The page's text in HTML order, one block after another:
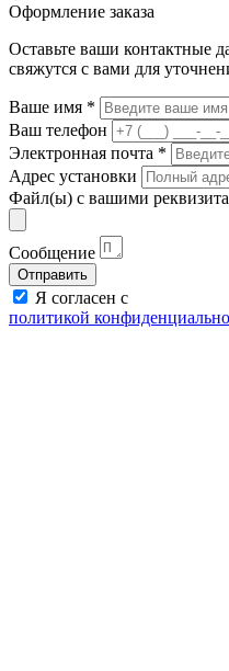
Оформление заказа
Оставьте ваши контактные
свяжутся с вами для
Ваше имя *
Ваш телефон
Электронная почта *
Адрес установки
Файл(ы) с вашими
Сообщение
Отправить
Я согласен с
политикой